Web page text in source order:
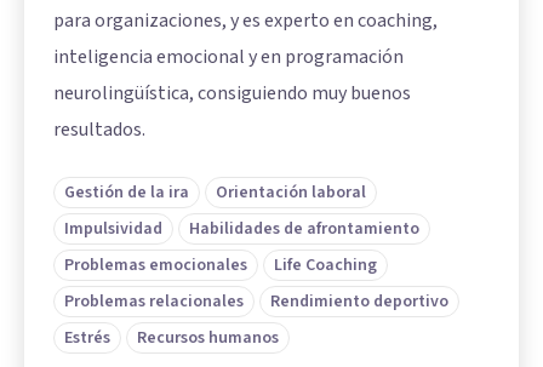
para organizaciones, y es experto en coaching,
inteligencia emocional y en programación
neurolingüística, consiguiendo muy buenos
resultados.
Gestión de la ira
Orientación laboral
Impulsividad
Habilidades de afrontamiento
Problemas emocionales
Life Coaching
Problemas relacionales
Rendimiento deportivo
Estrés
Recursos humanos